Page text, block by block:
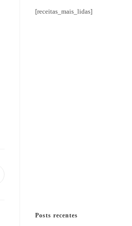
[receitas_mais_lidas]
Posts recentes